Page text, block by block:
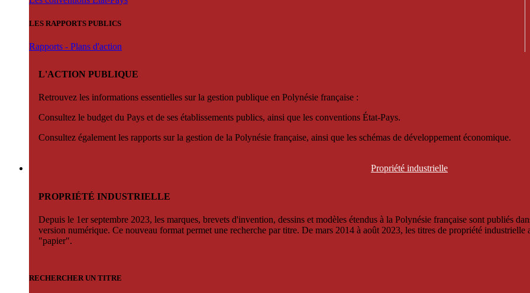
LES RAPPORTS PUBLICS
Rapports - Plans d'action
L'ACTION PUBLIQUE
Retrouvez les informations essentielles sur la gestion publique en Polynésie française :
Consultez le budget du Pays et de ses établissements publics, ainsi que les conventions État-Pays.
Consultez également les rapports sur la gestion de la Polynésie française, ainsi que les schémas de développement économique.
Propriété industrielle
PROPRIÉTÉ INDUSTRIELLE
Depuis le 1er septembre 2023, les marques, brevets d'invention, dessins et modèles étendus à la Polynésie française sont publiés
version numérique. Ce nouveau format permet une recherche par titre. De mars 2014 à août 2023, les titres de propriété
"papier".
RECHERCHER UN TITRE